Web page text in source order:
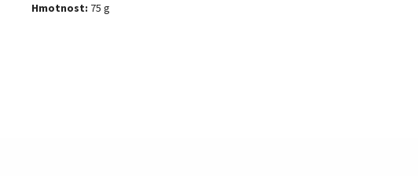
Hmotnost: 75 g